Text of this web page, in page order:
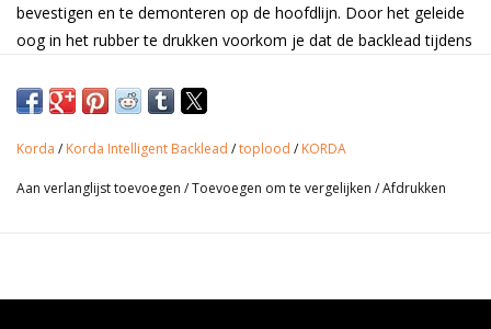
BLOG
bevestigen en te demonteren op de hoofdlijn. Door het geleide
oog in het rubber te drukken voorkom je dat de backlead tijdens
backlead vast komt te zitten in een obstakel dan kan deze
van een zeer glad materiaal hierdoor glijdt het systeem
eenvoudig over de hoofdlijn. Intelligent Backleads zijn speciaal
Korda / Korda Intelligent Backlead /toplood / KORDA
Aan verlanglijst toevoegen /Toevoegen om te vergelijken /Afdrukken